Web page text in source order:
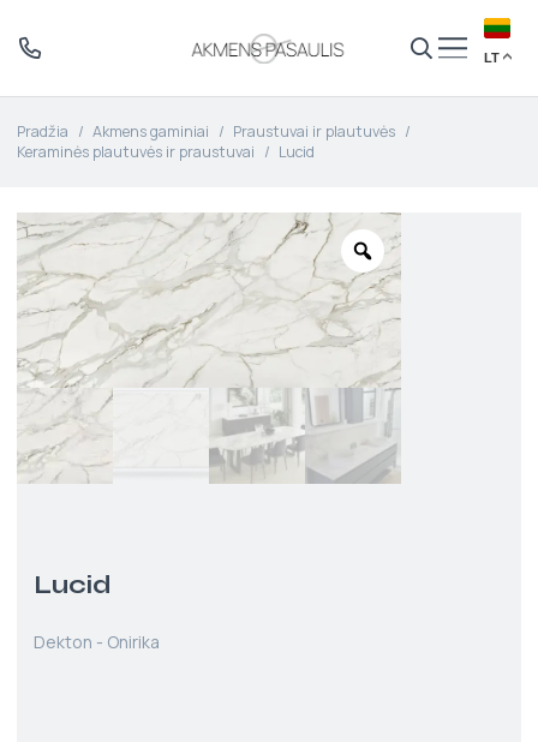
LT
Pradžia / Akmens gaminiai / Praustuvai ir plautuvės /
Keraminės plautuvės ir praustuvai / Lucid
Lucid
Dekton - Onirika